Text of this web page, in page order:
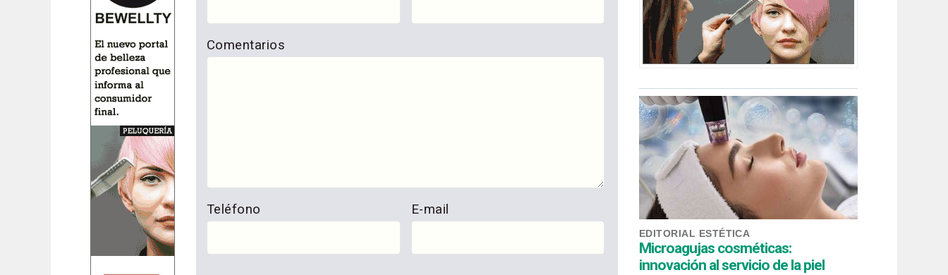
EDITORIAL ESTÉTICA
Microagujas cosméticas:
innovación al servicio de la piel
Comentarios
Teléfono E-mail